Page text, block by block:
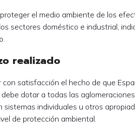
el medio ambiente de los
sectores doméstico e industrial,
realizado
con satisfacción el hecho de que
dotar a todas las
sistemas individuales u otros
de protección ambiental.